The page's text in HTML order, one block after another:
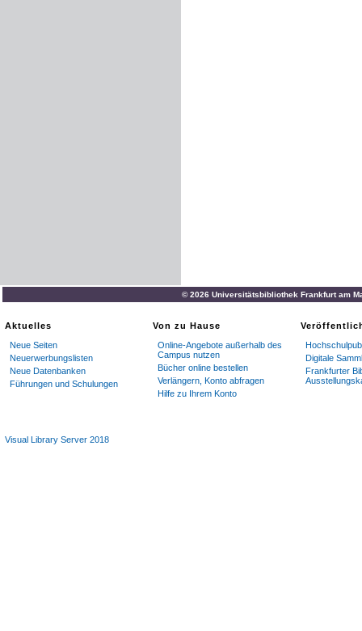
© 2026 Universitätsbibliothek Frankfurt am
Aktuelles
Neue Seiten
Neuerwerbungslisten
Neue Datenbanken
Führungen und Schulungen
Von zu Hause
Online-Angebote außerhalb des
Campus nutzen
Bücher online bestellen
Verlängern, Konto abfragen
Hilfe zu Ihrem Konto
Digitale
Frankfurter
Visual Library Server 2018